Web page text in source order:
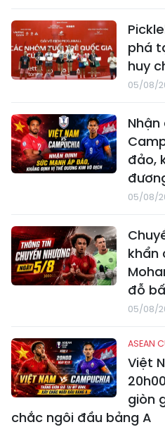
phá
huy
05/08/
đảo,
05/08/
khẩn
đỗ
05/08/
ASEAN
Việt
giòn
chắc ngôi đầu bảng A